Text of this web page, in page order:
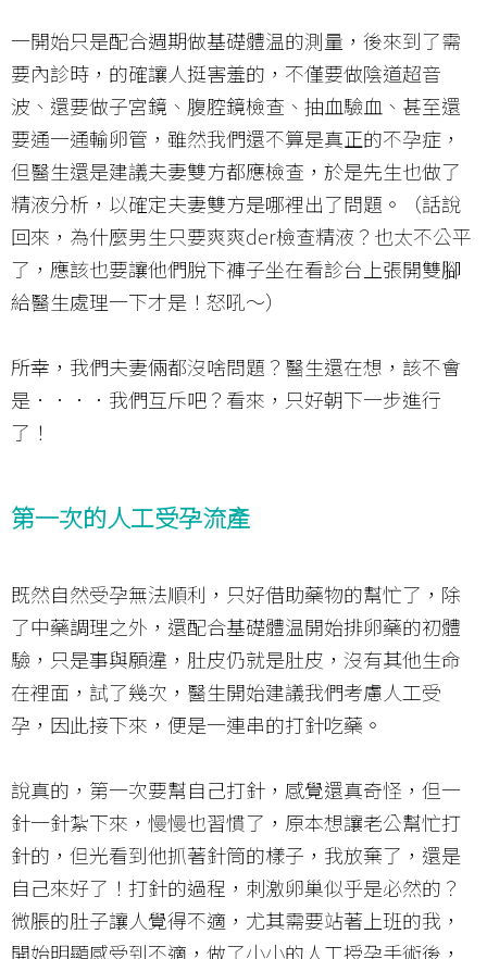
一開始只是配合週期做基礎體温的測量，後來到了需
要內診時，的確讓人挺害羞的，不僅要做陰道超音
波、還要做子宮鏡、腹腔鏡檢查、抽血驗血、甚至還
要通一通輸卵管，雖然我們還不算是真正的不孕症，
但醫生還是建議夫妻雙方都應檢查，於是先生也做了
精液分析，以確定夫妻雙方是哪裡出了問題。（話說
回來，為什麼男生只要爽爽der檢查精液？也太不公平
了，應該也要讓他們脫下褲子坐在看診台上張開雙腳
給醫生處理一下才是！怒吼～）
所幸，我們夫妻倆都沒啥問題？醫生還在想，該不會
是．．．．我們互斥吧？看來，只好朝下一步進行
了！
第一次的人工受孕流產
既然自然受孕無法順利，只好借助藥物的幫忙了，除
了中藥調理之外，還配合基礎體温開始排卵藥的初體
驗，只是事與願違，肚皮仍就是肚皮，沒有其他生命
在裡面，試了幾次，醫生開始建議我們考慮人工受
孕，因此接下來，便是一連串的打針吃藥。
說真的，第一次要幫自己打針，感覺還真奇怪，但一
針一針紮下來，慢慢也習慣了，原本想讓老公幫忙打
針的，但光看到他抓著針筒的樣子，我放棄了，還是
自己來好了！打針的過程，刺激卵巢似乎是必然的？
微脹的肚子讓人覺得不適，尤其需要站著上班的我，
開始明顯感受到不適，做了小小的人工授孕手術後，